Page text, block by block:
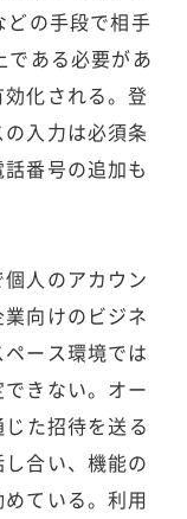
どの手段で相手
である必要があ
化される。登
入力は必須条
番号の追加も
人のアカウン
向けのビジネ
ース環境では
きない。オー
た招待を送る
合い、機能の
ている。利用